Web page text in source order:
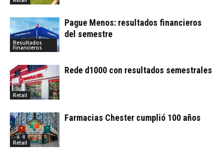
Resultados
Financieros
Pague Menos: resultados financieros
del semestre
Retail
Rede d1000 con resultados semestrales
Retail
Farmacias Chester cumplió 100 años